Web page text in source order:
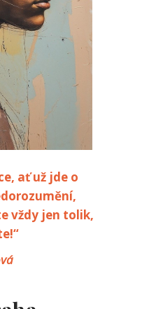
ať už jde o
vždy jen tolik,